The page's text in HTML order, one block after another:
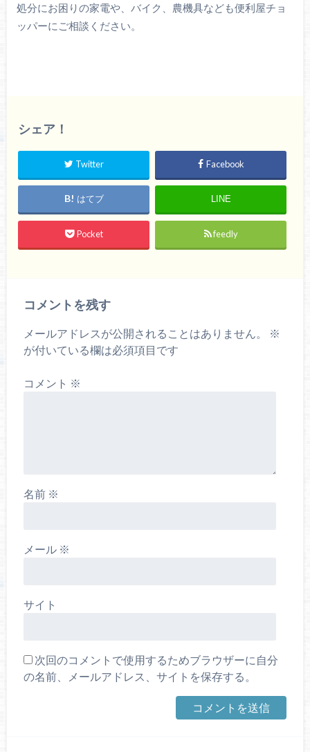
処分にお困りの家電や、バイク、農機具なども便利屋チョ
ッパーにご相談ください。
シェア！
Twitter Facebook
はてブ LINE
Pocket feedly
コメントを残す
メールアドレスが公開されることはありません。
※
が付いている欄は必須項目です
コメント ※
名前 ※
メール ※
サイト
次回のコメントで使用するためブラウザーに自分
の名前、メールアドレス、サイトを保存する。